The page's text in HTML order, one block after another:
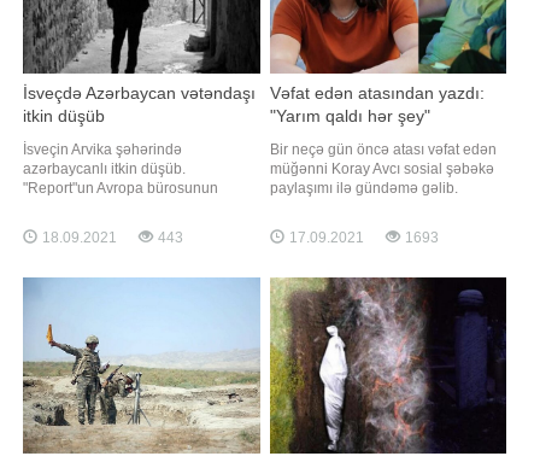
İsveçdə Azərbaycan vətəndaşı
itkin düşüb
İsveçin Arvika şəhərində
azərbaycanlı itkin düşüb.
"Report"un Avropa bürosunun
vətəndaşı, 39 yaşlı İltimas
Mirzəyevdən sentyabrın 15-dən
polis azərbaycanlının axtarışın
18.09.2021 443
Vəfat edən atasından yazdı:
"Yarım qaldı hər şey"
Bir neçə gün öncə atası vəfat edən
müğənni Koray Avcı sosial şəbəkə
paylaşımı ilə gündəmə gəlib.
atasının fotosunu paylaşan sənətçi
hisslərini belə ifadə edib:. "Mənə
olmamışam. Heç oturub içki də
içmədik səninlə. Aşiq olduğumu d
17.09.2021 1693